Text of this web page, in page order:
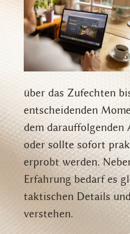
über das Zufechten
entscheidenden
dem darauffolgenden
oder sollte sofort
erprobt werden.
Erfahrung bedarf es
taktischen Details
verstehen.